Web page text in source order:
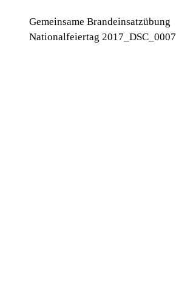
Gemeinsame Brandeinsatzübung
Nationalfeiertag 2017_DSC_0007